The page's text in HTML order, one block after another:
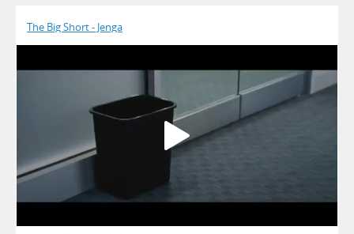
The Big Short - Jenga